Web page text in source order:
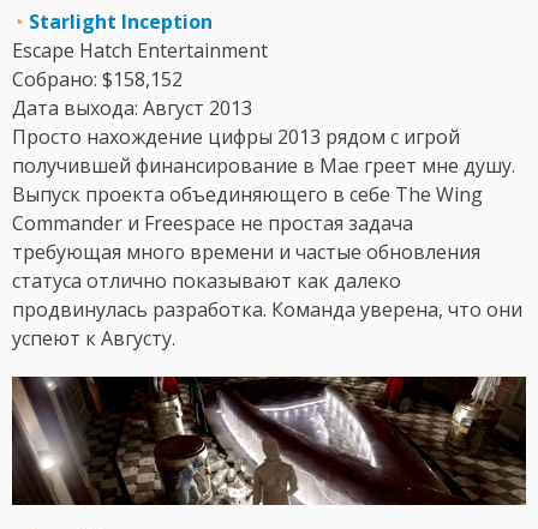
◔ Starlight Inception
Escape Hatch Entertainment
Собрано: $158,152
Дата выхода: Август 2013
Просто нахождение цифры 2013 рядом с игрой
получившей финансирование в Мае греет мне душу.
Выпуск проекта объединяющего в себе The Wing
Commander и Freespace не простая задача
требующая много времени и частые обновления
статуса отлично показывают как далеко
продвинулась разработка. Команда уверена, что они
успеют к Августу.